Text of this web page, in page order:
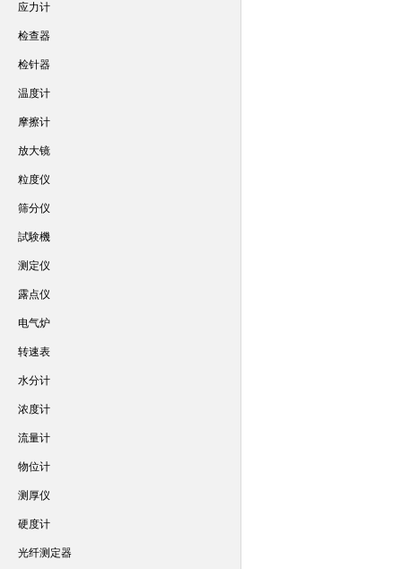
应力计
检查器
检针器
温度计
摩擦计
放大镜
粒度仪
筛分仪
試験機
测定仪
露点仪
电气炉
转速表
水分计
浓度计
流量计
物位计
测厚仪
硬度计
光纤测定器